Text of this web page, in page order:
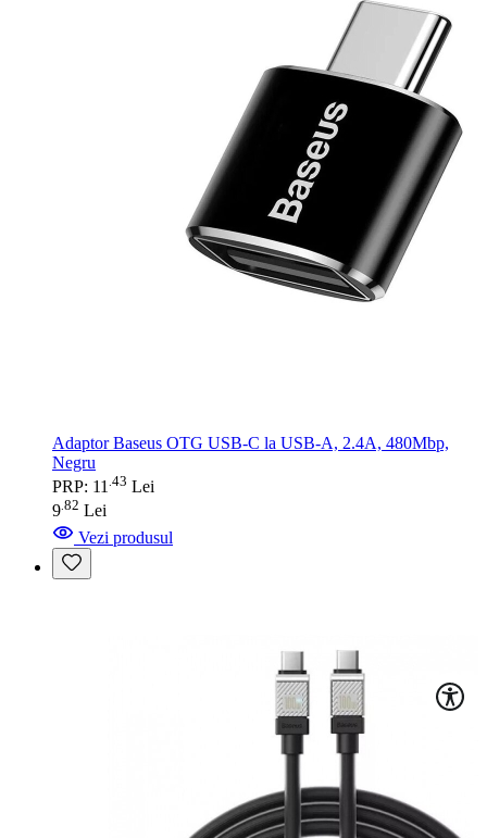
Adaptor Baseus OTG USB-C la USB-A, 2.4A, 480Mbp,
Negru
PRP: 11 43 Lei
9 82 Lei
Vezi produsul